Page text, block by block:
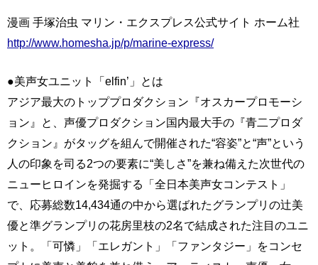
漫画 手塚治虫 マリン・エクスプレス公式サイト ホーム社
http://www.homesha.jp/p/marine-express/
●美声女ユニット「elfin’」とは
アジア最大のトッププロダクション『オスカープロモーシ
ョン』と、声優プロダクション国内最大手の『青二プロダ
クション』がタッグを組んで開催された“容姿”と“声”という
人の印象を司る2つの要素に“美しさ”を兼ね備えた次世代の
ニューヒロインを発掘する「全日本美声女コンテスト」
で、応募総数14,434通の中から選ばれたグランプリの辻美
優と準グランプリの花房里枝の2名で結成された注目のユニ
ット。「可憐」「エレガント」「ファンタジー」をコンセ